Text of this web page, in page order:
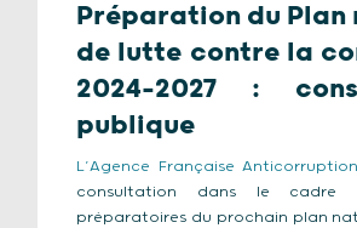
Préparation du Plan
de lutte contre la
2024-2027 :
publique
L’Agence Française Anticorruption
consultation dans le cadre
préparatoires du prochain plan